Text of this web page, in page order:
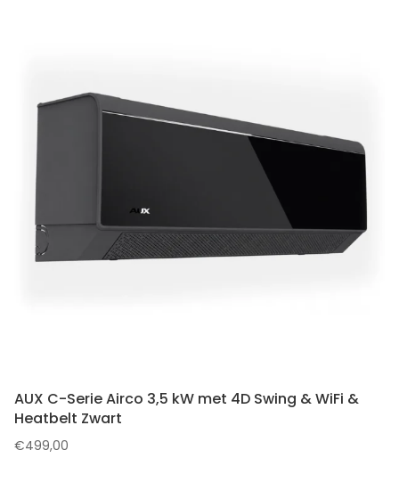
AUX C-Serie Airco 3,5 kW met 4D Swing & WiFi &
Heatbelt Zwart
€499,00